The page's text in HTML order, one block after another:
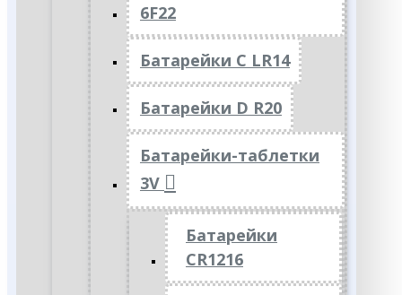
6F22
Батарейки C LR14
Батарейки D R20
Батарейки-таблетки
3V
Батарейки
CR1216